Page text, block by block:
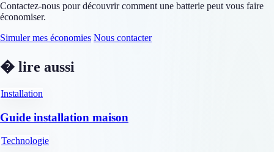
Contactez-nous pour découvrir comment une batterie peut vous faire
économiser.
Simuler mes économies Nous contacter
� lire aussi
Installation
Guide installation maison
Technologie